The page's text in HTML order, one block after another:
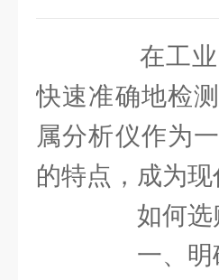
在工业
快速准确地检
属分析仪作为
的特点，成为
如何选
一、明